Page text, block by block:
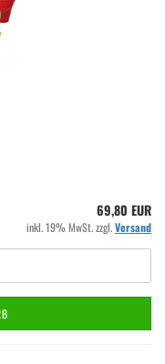
69,80 EUR
inkl. 19% MwSt. zzgl.Versand